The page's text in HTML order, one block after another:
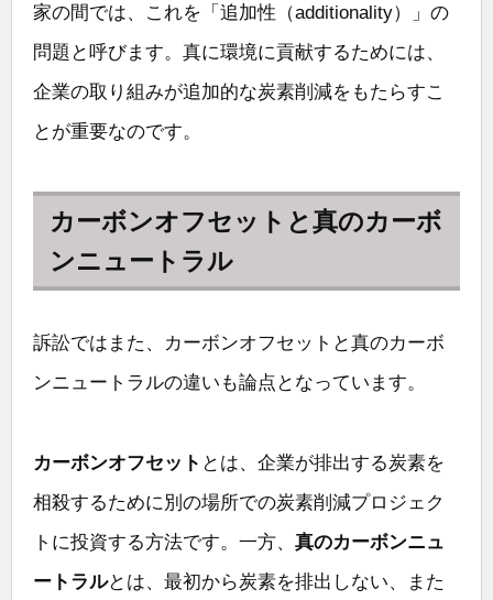
家の間では、これを「追加性（additionality）」の
問題と呼びます。真に環境に貢献するためには、
企業の取り組みが追加的な炭素削減をもたらすこ
とが重要なのです。
カーボンオフセットと真のカーボ
ンニュートラル
訴訟ではまた、カーボンオフセットと真のカーボ
ンニュートラルの違いも論点となっています。
カーボンオフセット とは、企業が排出する炭素を
相殺するために別の場所での炭素削減プロジェク
トに投資する方法です。一方、 真のカーボンニュ
ートラルとは、最初から炭素を排出しない、また